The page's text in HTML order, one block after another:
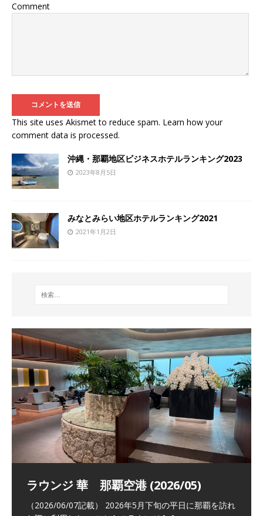
Comment
This site uses Akismet to reduce spam. Learn how your
comment data is processed.
沖縄・那覇地区ビジネスホテルランキング2023
2023年8月5日
みなとみらい地区ホテルランキング2021
2021年1月2日
祝！日本航空・マリオットの戦略パー
トナーシップによるFOP無料付与とス
ラウンジ 華 那覇空港 (2026/05)
（2026/06/07記載） 2026年5月下旬の平日に那覇を訪れ
The Coral Executive Lounge スワ
ンナプーム国際空港国内線ラウンジ
日本航空 羽田空港国際線ファースト
クラスラウンジ (2026/01)
バンコクエアウェイズ スワンナプー
ム国際空港国内線ラウンジ (2026/01)